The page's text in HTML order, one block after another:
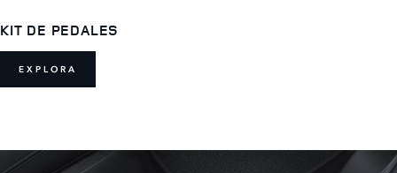
KIT DE PEDALES
EXPLORA